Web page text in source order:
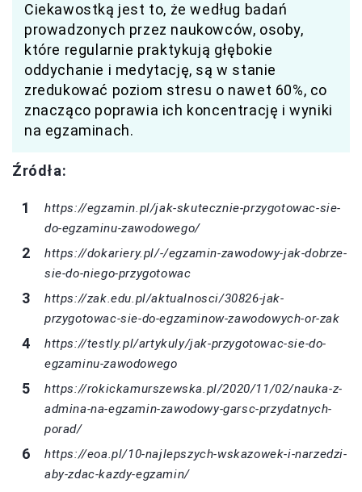
Ciekawostką jest to, że według badań
prowadzonych przez naukowców, osoby,
które regularnie praktykują głębokie
oddychanie i medytację, są w stanie
zredukować poziom stresu o nawet 60%, co
znacząco poprawia ich koncentrację i wyniki
na egzaminach.
Źródła:
https://egzamin.pl/jak-skutecznie-przygotowac-sie-
do-egzaminu-zawodowego/
https://dokariery.pl/-/egzamin-zawodowy-jak-dobrze-
sie-do-niego-przygotowac
https://zak.edu.pl/aktualnosci/30826-jak-
przygotowac-sie-do-egzaminow-zawodowych-or-zak
https://testly.pl/artykuly/jak-przygotowac-sie-do-
egzaminu-zawodowego
https://rokickamurszewska.pl/2020/11/02/nauka-z-
admina-na-egzamin-zawodowy-garsc-przydatnych-
porad/
https://eoa.pl/10-najlepszych-wskazowek-i-narzedzi-
aby-zdac-kazdy-egzamin/